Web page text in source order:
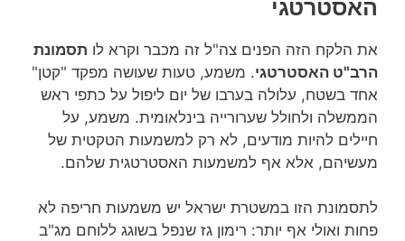
האסטרטגי
את הלקח הזה הפנים צה"ל זה מכבר וקרא לו תסמונת
הרב"ט האסטרטגי. משמע, טעות שעושה מפקד "קטן"
אחד בשטח, עלולה בערבו של יום ליפול על כתפי ראש
הממשלה ולחולל שערורייה בינלאומית. משמע, על
חיילים להיות מודעים, לא רק למשמעות הטקטית של
מעשיהם, אלא אף למשמעות האסטרטגית שלהם.
לתסמונת הזו במשטרת ישראל יש משמעות חריפה לא
פחות ואולי אף יותר: רימון גז שנפל בשוגג ללוחם מג"ב